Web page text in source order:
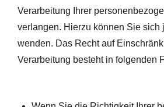
Verarbeitung Ihrer
verlangen. Hierzu können Sie sich
wenden. Das Recht auf
Verarbeitung besteht in folgenden